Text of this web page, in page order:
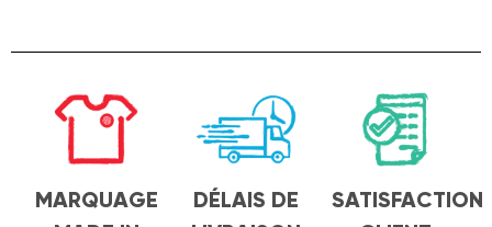
MARQUAGE
DÉLAIS DE
SATISFACTION